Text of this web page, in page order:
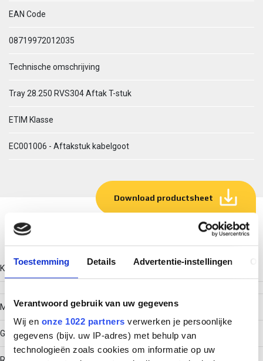
Toestemming Details Advertentie-instellingen
Verantwoord gebruik van uw gegevens
Wij en onze 1022 partners verwerken je persoonlijke
gegevens (bijv. uw IP-adres) met behulp van
technologieën zoals cookies om informatie op uw
EAN Code
08719972012035
Technische omschrijving
Tray 28.250 RVS304 Aftak T-stuk
ETIM Klasse
EC001006 - Aftakstuk kabelgoot
Download productsheet
Technische gegevens
Kleur
Model
Geïntegreerde verbinder